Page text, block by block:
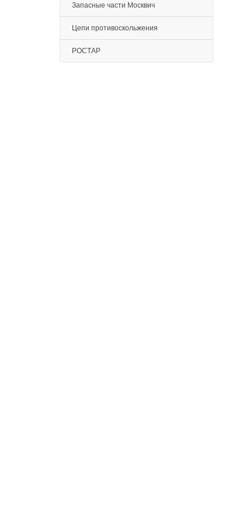
Запасные части Москвич
Цепи противоскольжения
РОСТАР